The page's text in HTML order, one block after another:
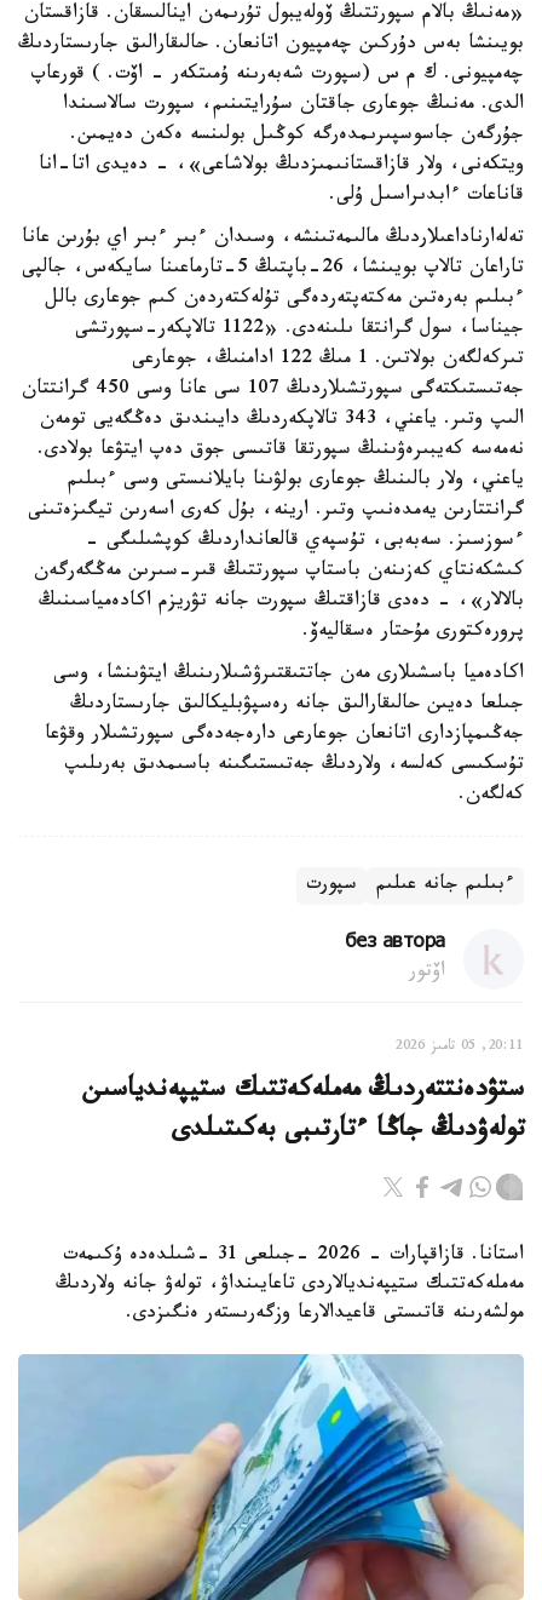
«مەنىڭ بالام سپورتتىڭ ۆولەيبول تۇرىمەن اينالىسقان. قازاقستان
بويىنشا بەس دۇركىن چەمپيون اتانعان. حالىقارالىق جارىستاردىڭ
چەمپيونى. ك م س (سپورت شەبەرىنە ۇمىتكەر - اۆت. ) قورعاپ
الدى. مەنىڭ جوعارى جاقتان سۇرايتىنىم، سپورت سالاسىندا
جۇرگەن جاسوسپىرىمدەرگە كوڭىل بولىنسە ەكەن دەيمىن.
ويتكەنى، ولار قازاقستانىمىزدىڭ بولاشاعى»، - دەيدى اتا-انا
قاناعات ءابدىراسىل ۇلى.
تەلەارناداعىلاردىڭ مالىمەتىنشە، وسىدان ءبىر ءبىر اي بۇرىن عانا
تاراعان تالاپ بويىنشا، 26-باپتىڭ 5-تارماعىنا سايكەس، جالپى
ءبىلىم بەرەتىن مەكتەپتەردەگى تۇلەكتەردەن كىم جوعارى بالل
جيناسا، سول گرانتقا ىلىنەدى. «1122 تالاپكەر-سپورتشى
تىركەلگەن بولاتىن. 1 مىڭ 122 ادامنىڭ، جوعارعى
جەتىستىكتەگى سپورتشىلاردىڭ 107 سى عانا وسى 450 گرانتتان
الىپ وتىر. ياعني، 343 تالاپكەردىڭ دايىندىق دەڭگەيى تومەن
نەمەسە كەيبىرەۋىنىڭ سپورتقا قاتىسى جوق دەپ ايتۋعا بولادى.
ياعني، ولار بالىنىڭ جوعارى بولۋىنا بايلانىستى وسى ءبىلىم
گرانتتارىن يەمدەنىپ وتىر. ارينە، بۇل كەرى اسەرىن تيگىزەتىنى
ءسوزسىز. سەبەبى، تۇسپەي قالعانداردىڭ كوپشىلىگى -
كىشكەنتاي كەزىنەن باستاپ سپورتتىڭ قىر-سىرىن مەڭگەرگەن
بالالار»، - دەدى قازاقتىڭ سپورت جانە تۋريزم اكادەمياسىنىڭ
پرورەكتورى مۇحتار ەسقاليەۆ.
اكادەميا باسشىلارى مەن جاتتىقتىرۋشىلارىنىڭ ايتۋىنشا، وسى
جىلعا دەيىن حالىقارالىق جانە رەسپۋبليكالىق جارىستاردىڭ
جەڭىمپازدارى اتانعان جوعارعى دارەجەدەگى سپورتشىلار وقۋعا
تۇسكىسى كەلسە، ولاردىڭ جەتىستىگىنە باسىمدىق بەرىلىپ
كەلگەن.
ءبىلىم جانە عىلىم سپورت
без автора
اۆتور
20:11, 05 تامىز 2026
ستۋدەنتتەردىڭ مەملەكەتتىك ستيپەندياسىن
تولەۋدىڭ جاڭا ءتارتىبى بەكىتىلدى
استانا. قازاقپارات - 2026 -جىلعى 31 -شىلدەدە ۇكىمەت
مەملەكەتتىك ستيپەنديالاردى تاعايىنداۋ، تولەۋ جانە ولاردىڭ
مولشەرىنە قاتىستى قاعيدالارعا وزگەرىستەر ەنگىزدى.